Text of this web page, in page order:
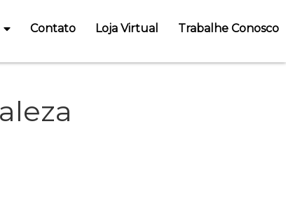
Contato Loja Virtual Trabalhe Conosco